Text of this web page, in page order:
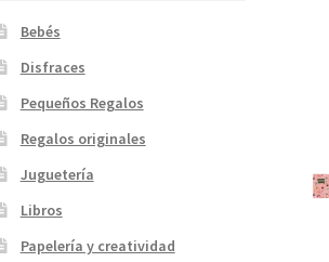
Bebés
Disfraces
Pequeños Regalos
Regalos originales
Juguetería
Libros
Papelería y creatividad